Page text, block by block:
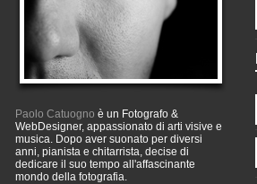
Paolo Catuogno è un Fotografo &
WebDesigner, appassionato di arti visive e
musica. Dopo aver suonato per diversi
anni, pianista e chitarrista, decise di
dedicare il suo tempo all'affascinante
mondo della fotografia.